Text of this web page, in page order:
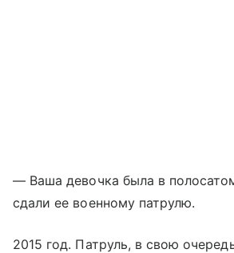
— Ваша девочка была в
сдали ее военному патрулю.
2015 год. Патруль, в свою